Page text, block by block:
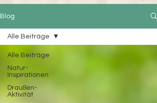
Blog
Alle Beiträge
Natur-
Inspirationen
Draußen-
Aktivität
Alle Beiträge